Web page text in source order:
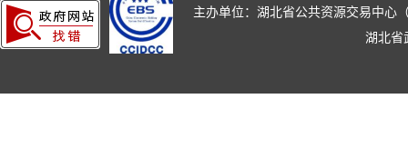
主办单位：湖北省公共资源交易中心
湖北省